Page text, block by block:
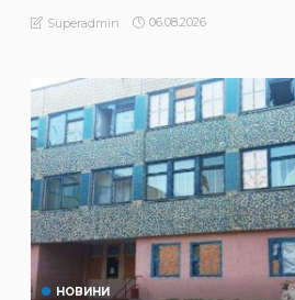
Superadmin 06.08.2026
НОВИНИ